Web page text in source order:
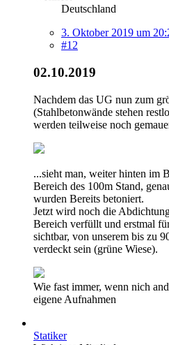
Deutschland
3. Oktober 2019 um
#12
02.10.2019
Nachdem das UG nun zum
(Stahlbetonwände stehen
werden teilweise noch
...sieht man, weiter hinten im
Bereich des 100m Stand,
wurden Bereits betoniert.
Jetzt wird noch die
Bereich verfüllt und erstmal
sichtbar, von unserem bis zu
verdeckt sein (grüne Wiese).
Wie fast immer, wenn nich
eigene Aufnahmen
Statiker